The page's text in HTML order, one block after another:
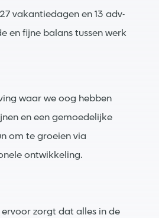
vakantiedagen en 13 adv-
en fijne balans tussen werk
waar we oog hebben
en een gemoedelijke
om te groeien via
ontwikkeling.
zorgt dat alles in de